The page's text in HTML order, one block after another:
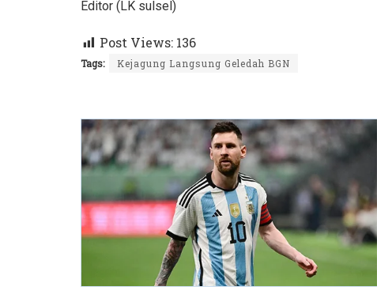
Editor (LK sulsel)
Post Views: 136
Tags: Kejagung Langsung Geledah BGN